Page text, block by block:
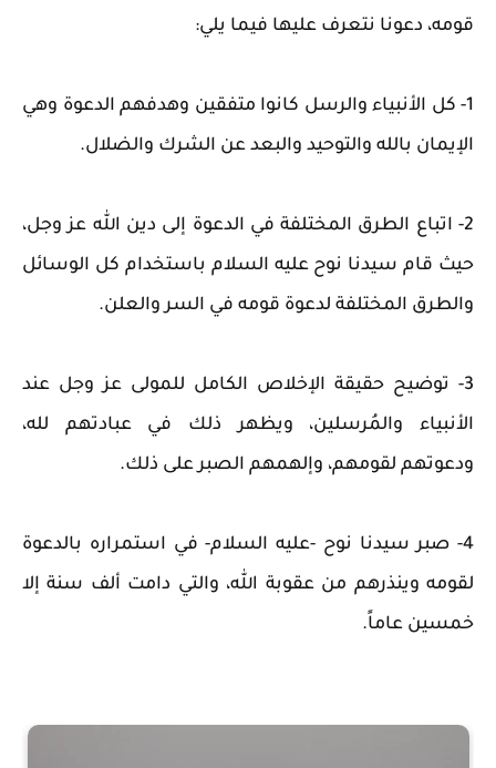
قومه، دعونا نتعرف عليها فيما يلي:
1- كل الأنبياء والرسل كانوا متفقين وهدفهم الدعوة وهي
الإيمان بالله والتوحيد والبعد عن الشرك والضلال.
2- اتباع الطرق المختلفة في الدعوة إلى دين الله عز وجل،
حيث قام سيدنا نوح عليه السلام باستخدام كل الوسائل
والطرق المختلفة لدعوة قومه في السر والعلن.
3- توضيح حقيقة الإخلاص الكامل للمولى عز وجل عند
الأنبياء والمُرسلين، ويظهر ذلك في عبادتهم لله،
ودعوتهم لقومهم، وإلهمهم الصبر على ذلك.
4- صبر سيدنا نوح -عليه السلام- في استمراره بالدعوة
لقومه وينذرهم من عقوبة الله، والتي دامت ألف سنة إلا
خمسين عاماً.